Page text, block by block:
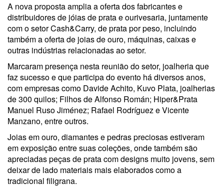
A nova proposta amplia a oferta dos fabricantes e
distribuidores de jóias de prata e ourivesaria, juntamente
com o setor Cash&Carry, de prata por peso, incluindo
também a oferta de joias de ouro, máquinas, caixas e
outras indústrias relacionadas ao setor.
Marcaram presença nesta reunião do setor, joalheria que
faz sucesso e que participa do evento há diversos anos,
com empresas como Davide Achito, Kuvo Plata, joalherias
de 300 quilos; Filhos de Alfonso Román; Hiper&Prata
Manuel Ruso Jiménez; Rafael Rodríguez e Vicente
Manzano, entre outros.
Joias em ouro, diamantes e pedras preciosas estiveram
em exposição entre suas coleções, onde também são
apreciadas peças de prata com designs muito jovens, sem
deixar de lado materiais mais elaborados como a
tradicional filigrana.